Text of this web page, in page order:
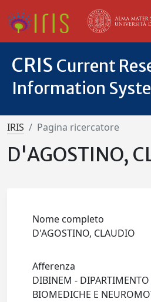
CRIS Current
Information
IRIS Pagina ricercatore
D'AGOSTINO,
Nome completo
D'AGOSTINO, CLAUDIO
Afferenza
DIBINEM - DIPARTIMENTO
BIOMEDICHE E